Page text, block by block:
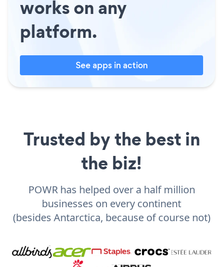
works on any
platform.
See apps in action
Trusted by the best in
the biz!
POWR has helped over a half million
businesses on every continent
(besides Antarctica, because of course not)